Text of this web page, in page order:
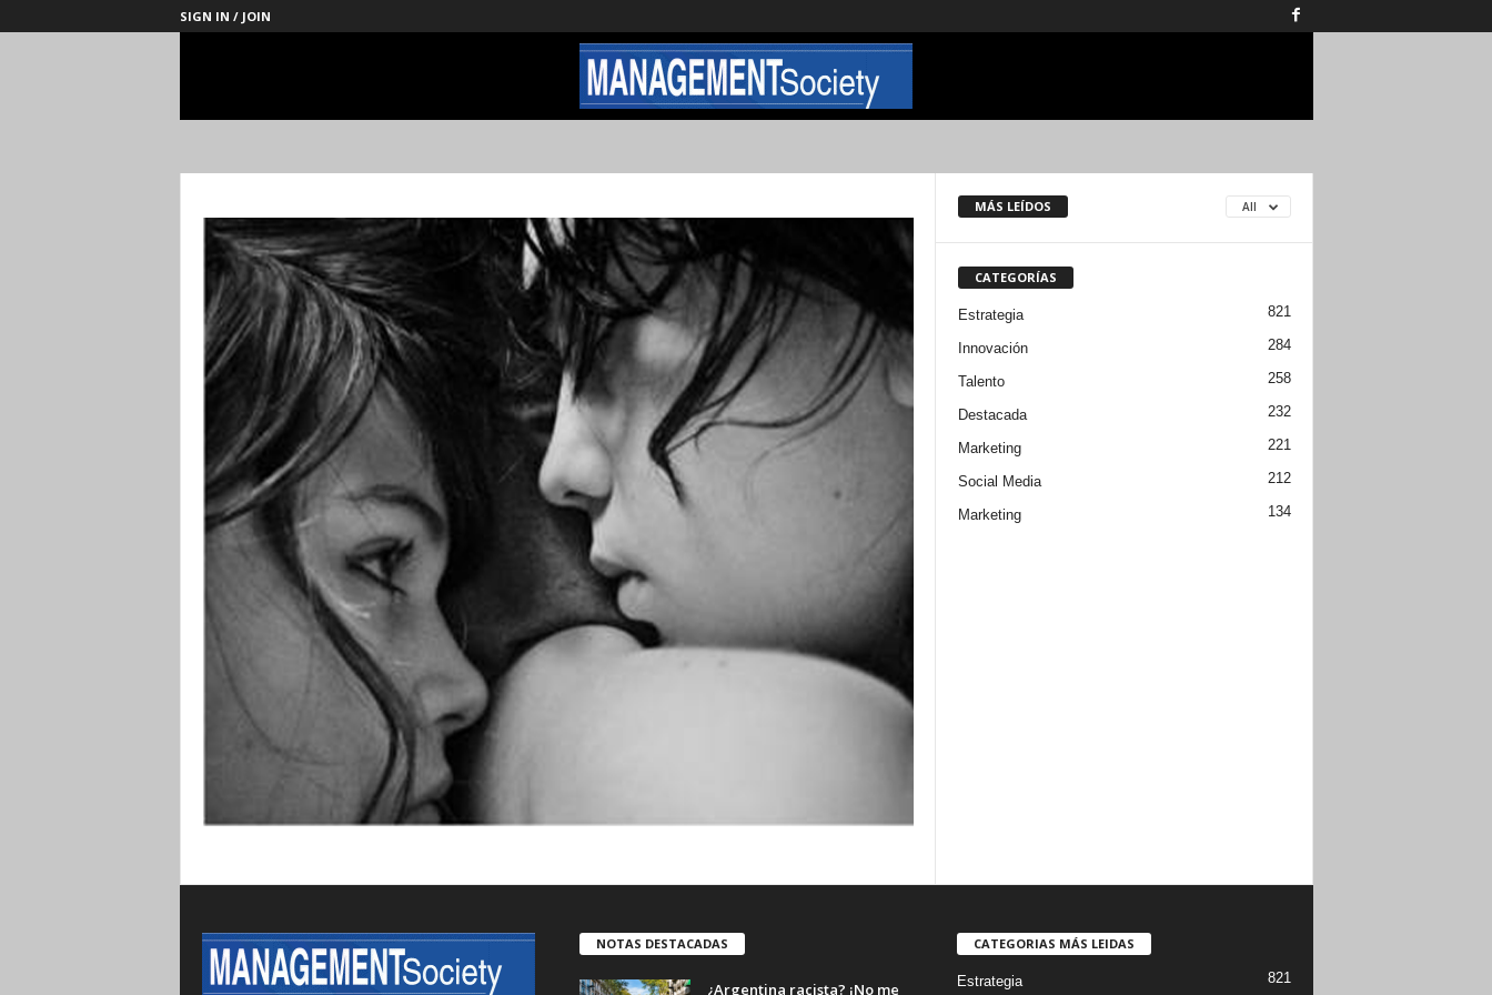
SIGN IN / JOIN
Management
MÁS LEÍDOS All
CATEGORÍAS
Estrategia 821
Innovación 284
Talento 258
Destacada 232
Marketing 221
Social Media 212
Marketing 134
NOTAS DESTACADAS
¿Argentina racista? ¡No me
CATEGORIAS MÁS LEIDAS
Estrategia 821